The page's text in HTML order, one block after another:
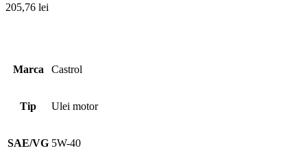
205,76 lei
Marca Castrol
Tip Ulei motor
SAE/VG 5W-40